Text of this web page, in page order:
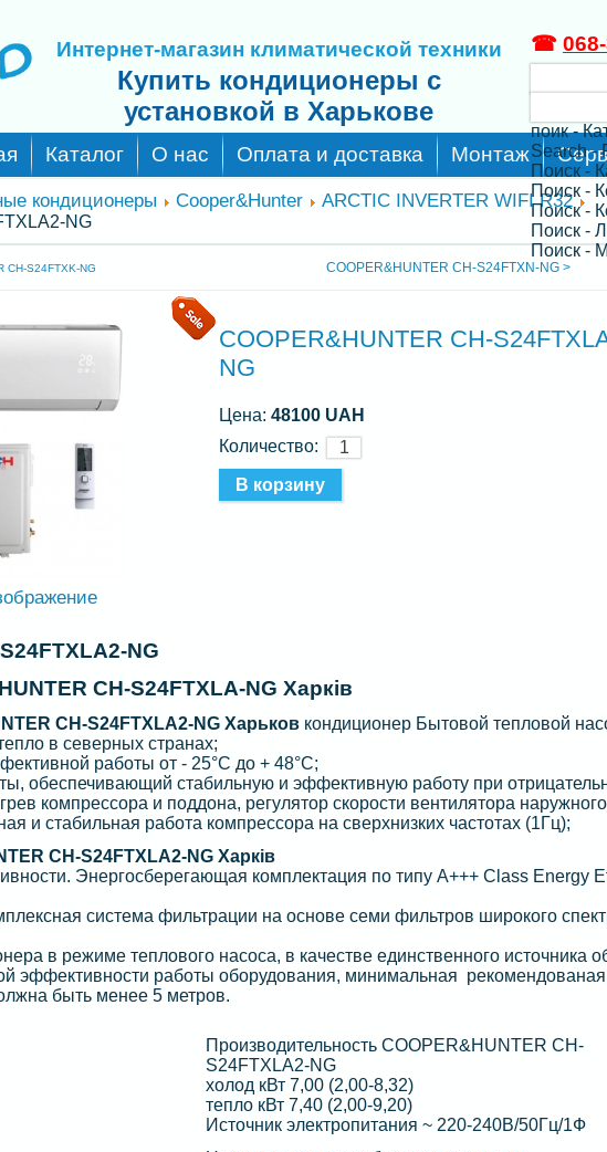
Интернет-магазин климатической техники
Купить кондиционеры с
установкой в Харькове
поик -
Search -
Поиск -
Поиск -
Поиск -
Поиск -
Поиск -
☎
Каталог О нас Оплата и доставка Монтаж
кондиционеры Cooper&Hunter ARCTIC INVERTER WIFI R32
NG
CH-S24FTXK-NG COOPER&HUNTER CH-S24FTXN-NG >
COOPER&HUNTER CH-
NG
Цена:48100 UAH
Количество:
NG
CH-S24FTXLA-NG Харків
CH-S24FTXLA2-NG Харьков кондиционер Бытовой тепловой
в северных странах;
работы от - 25°С до + 48°С;
обеспечивающий стабильную и эффективную работу при
компрессора и поддона, регулятор скорости вентилятора
и стабильная работа компрессора на сверхнизких частотах (1Гц);
CH-S24FTXLA2-NG Харків
Энергосберегающая комплектация по типу А+++ Class Energy
система фильтрации на основе семи фильтров широкого
в режиме теплового насоса, в качестве единственного источника
эффективности работы оборудования, минимальная
быть менее 5 метров.
Производительность COOPER&HUNTER CH-
S24FTXLA2-NG
холод кВт 7,00 (2,00-8,32)
тепло кВт 7,40 (2,00-9,20)
Источник электропитания ~ 220-240В/50Гц/1Ф